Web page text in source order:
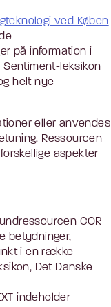
ved Køben
på information i
Sentiment-leksikon
helt nye
eller anvendes
Ressourcen
aspekter
COR
betydninger,
i en række
Det Danske
indeholder